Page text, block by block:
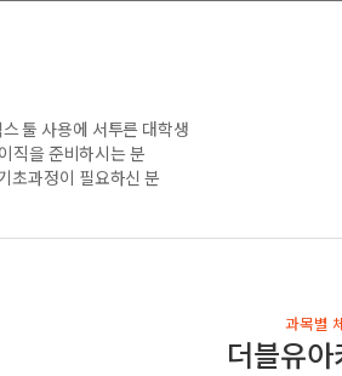
툴 사용에 서투른 대학생
직을 준비하시는 분
초과정이 필요하신 분
과목별
더블유